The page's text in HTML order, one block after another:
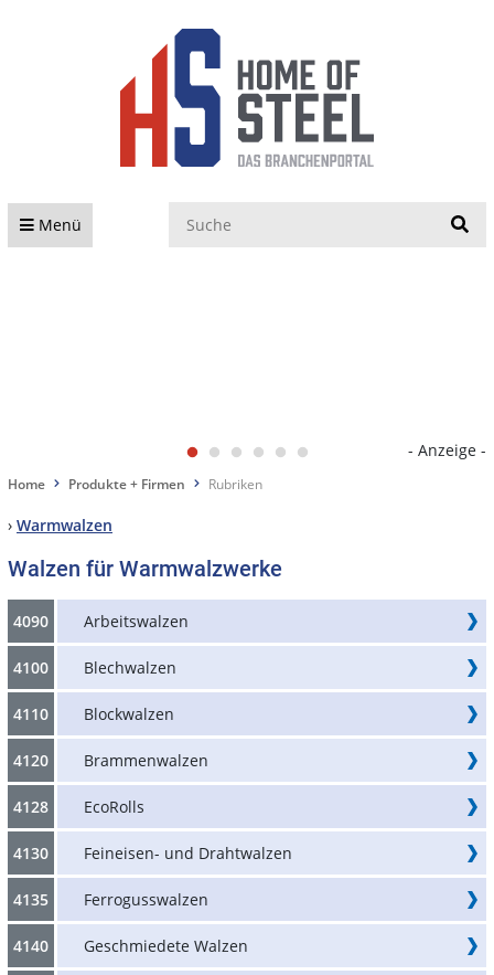
Menü
- Anzeige -
Home Produkte + Firmen Rubriken
› Warmwalzen
Walzen für Warmwalzwerke
4090 Arbeitswalzen
4100 Blechwalzen
4110 Blockwalzen
4120 Brammenwalzen
4128 EcoRolls
4130 Feineisen- und Drahtwalzen
4135 Ferrogusswalzen
4140 Geschmiedete Walzen